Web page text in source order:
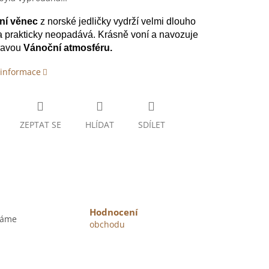
věnecz norské jedličky vydrží velmi dlouho
prakticky neopadává. Krásně voní a navozuje
Vánoční atmosféru.
ZEPTAT SE HLÍDAT SDÍLET
Hodnocení
obchodu